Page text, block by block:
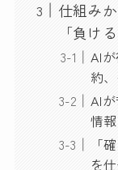
仕組み
「負け
AI
約
AI
情
「
を